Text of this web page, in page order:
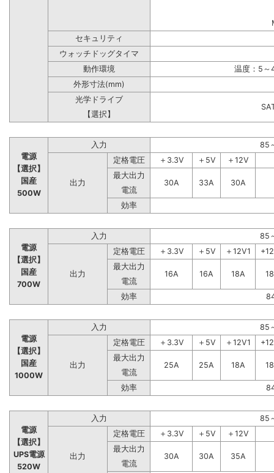
セキュリティ
ウォッチドッグタイマ
動作環境
温度：5
外形寸法(mm)
光学ドライブ
【選択】
電源
【選択】
国産
500W
入力 85
出力
定格電圧 ＋3.3V ＋5V
＋12V
最大出力
30A
33A
30A
電流
効率
電源
【選択】
国産
700W
入力 85
出力
定格電圧 ＋3.3V ＋5V ＋12V1
最大出力
16A
16A 18A
電流
効率
電源
【選択】
国産
1000W
入力 85
出力
定格電圧 ＋3.3V ＋5V ＋12V1
最大出力
25A
25A 18A
電流
効率
電源
【選択】
UPS電源
520W
入力 85
出力
定格電圧 ＋3.3V ＋5V
＋12V
最大出力
30A
30A
35A
電流